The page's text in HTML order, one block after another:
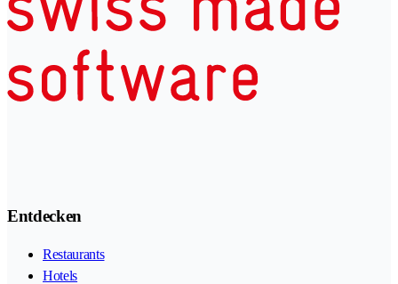
Entdecken
Restaurants
Hotels